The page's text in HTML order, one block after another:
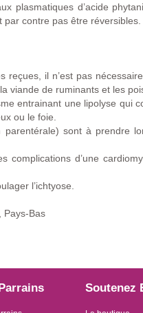
plasmatiques d’acide
contre pas être réversibles.
il n’est pas nécessaire
viande de ruminants et les
entrainant une lipolyse qui
ou le foie.
parentérale) sont à prendre
d’une
l’ichtyose.
Pays-Bas
Soutenez